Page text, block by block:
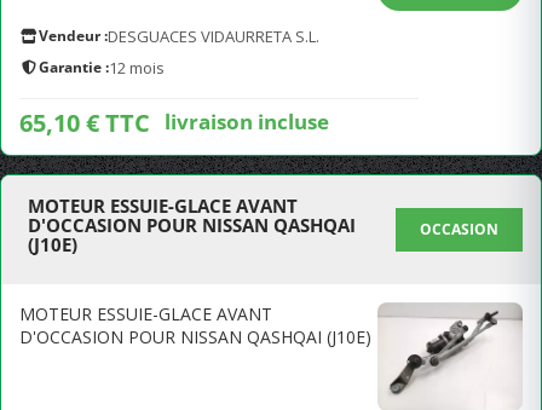
Vendeur :DESGUACES VIDAURRETA S.L.
Garantie :12 mois
65,10 € TTC livraison incluse
MOTEUR ESSUIE-GLACE AVANT
D'OCCASION POUR NISSAN QASHQAI
(J10E)
OCCASION
MOTEUR ESSUIE-GLACE AVANT
D'OCCASION POUR NISSAN QASHQAI (J10E)